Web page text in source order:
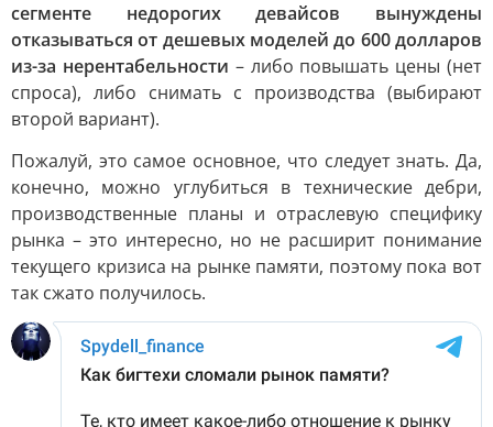
сегменте недорогих девайсов вынуждены
отказываться от дешевых моделей до 600 долларов
из-за нерентабельности – либо повышать цены (нет
спроса), либо снимать с производства (выбирают
второй вариант).
Пожалуй, это самое основное, что следует знать. Да,
конечно, можно углубиться в технические дебри,
производственные планы и отраслевую специфику
рынка – это интересно, но не расширит понимание
текущего кризиса на рынке памяти, поэтому пока вот
так сжато получилось.